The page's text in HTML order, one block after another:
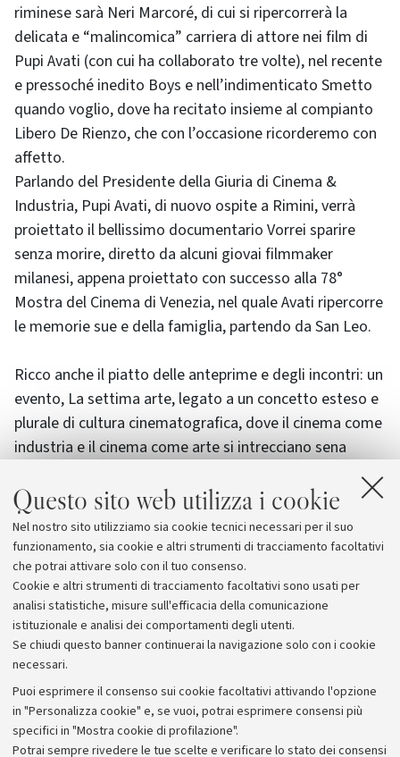
Questo sito web utilizza i cookie
Nel nostro sito utilizziamo sia cookie tecnici necessari per il suo
funzionamento, sia cookie e altri strumenti di tracciamento facoltativi
che potrai attivare solo con il tuo consenso.
Cookie e altri strumenti di tracciamento facoltativi sono usati per
analisi statistiche, misure sull'efficacia della comunicazione
istituzionale e analisi dei comportamenti degli utenti.
Se chiudi questo banner continuerai la navigazione solo con i cookie
necessari.
Puoi esprimere il consenso sui cookie facoltativi attivando l'opzione
in "Personalizza cookie" e, se vuoi, potrai esprimere consensi più
specifici in "Mostra cookie di profilazione".
Potrai sempre rivedere le tue scelte e verificare lo stato dei consensi
riminese sarà Neri Marcoré, di cui si ripercorrerà la
delicata e “malincomica” carriera di attore nei film di
Pupi Avati (con cui ha collaborato tre volte), nel recente
e pressoché inedito Boys e nell’indimenticato Smetto
quando voglio, dove ha recitato insieme al compianto
Libero De Rienzo, che con l’occasione ricorderemo con
affetto.
Parlando del Presidente della Giuria di Cinema &
Industria, Pupi Avati, di nuovo ospite a Rimini, verrà
proiettato il bellissimo documentario Vorrei sparire
senza morire, diretto da alcuni giovai filmmaker
milanesi, appena proiettato con successo alla 78°
Mostra del Cinema di Venezia, nel quale Avati ripercorre
le memorie sue e della famiglia, partendo da San Leo.
Ricco anche il piatto delle anteprime e degli incontri: un
evento, La settima arte, legato a un concetto esteso e
plurale di cultura cinematografica, dove il cinema come
industria e il cinema come arte si intrecciano sena
soluzione di continuità andando in cerca dei frequenti
rapporti con le altre aree creative del presente e del
passato.
Maggiori informazioni e programma
Archivio
Comunicati stampa
Redazione